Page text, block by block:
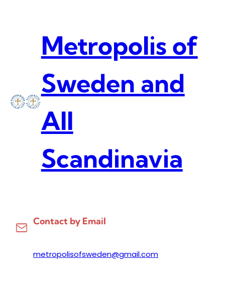
Metropolis of
Sweden and
All
Scandinavia
Contact by Email
metropolisofsweden@gmail.com